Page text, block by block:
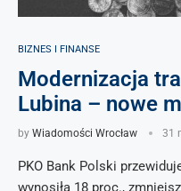
BIZNES I FINANSE
Modernizacja
Lubina – nowe
by Wiadomości Wrocław 31
PKO Bank Polski
wynosiła 18 proc.,